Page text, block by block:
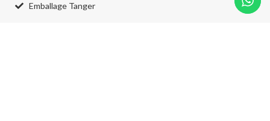
Emballage Tanger